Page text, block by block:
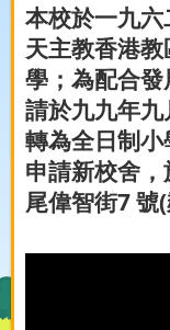
本校於一九
天主教香港
學；為配合
請於九九年九
轉為全日制
申請新校舍
尾偉智街7 號(